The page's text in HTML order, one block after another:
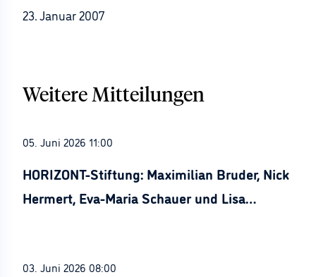
23. Januar 2007
Weitere Mitteilungen
05. Juni 2026 11:00
HORIZONT-Stiftung: Maximilian Bruder, Nick
Hermert, Eva-Maria Schauer und Lisa
03. Juni 2026 08:00